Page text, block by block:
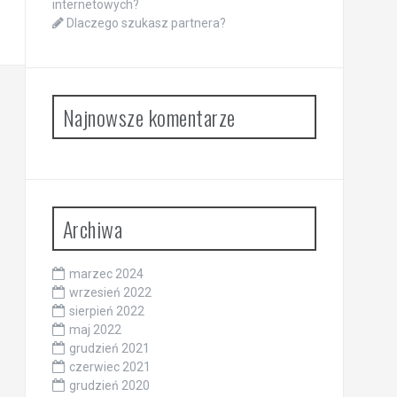
internetowych?
Dlaczego szukasz partnera?
Najnowsze komentarze
Archiwa
marzec 2024
wrzesień 2022
sierpień 2022
maj 2022
grudzień 2021
czerwiec 2021
grudzień 2020